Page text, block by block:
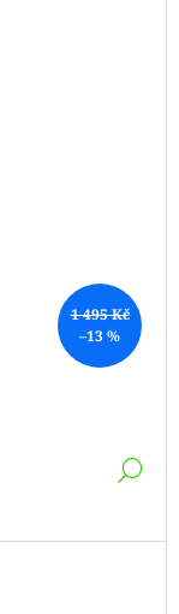
1 495 Kč
–13 %